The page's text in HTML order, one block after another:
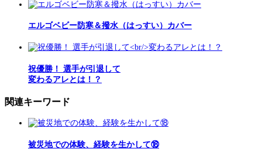
エルゴベビー防寒＆撥水（はっすい）カバー
祝優勝！ 選手が引退して
変わるアレとは！？
関連キーワード
被災地での体験、経験を生かして⑱